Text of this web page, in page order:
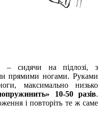
– сидячи на підлозі, з
прямими ногами. Руками
максимально низько
10-50 разів.
і повторіть те ж саме